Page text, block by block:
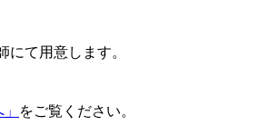
て用意します。
をご覧ください。